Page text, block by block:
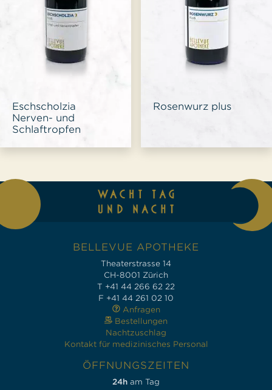
Eschscholzia
Nerven- und
Schlaftropfen
Rosenwurz plus
BELLEVUE APOTHEKE
Theaterstrasse 14
CH-8001 Zürich
T +41 44 266 62 22
F +41 44 261 02 10
Anfragen
Bestellungen
Nachtzuschlag
Kontakt für medizinisches Personal
ÖFFNUNGSZEITEN
24h am Tag